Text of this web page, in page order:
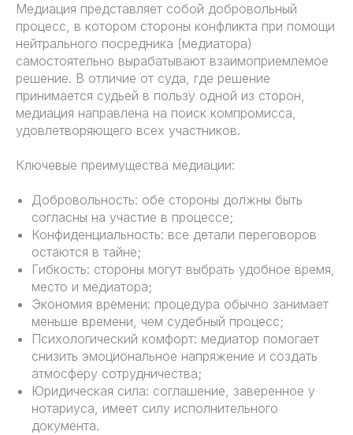
Медиация представляет собой добровольный
процесс, в котором стороны конфликта при помощи
нейтрального посредника (медиатора)
самостоятельно вырабатывают взаимоприемлемое
решение. В отличие от суда, где решение
принимается судьей в пользу одной из сторон,
медиация направлена на поиск компромисса,
удовлетворяющего всех участников.
Ключевые преимущества медиации:
Добровольность: обе стороны должны быть
согласны на участие в процессе;
Конфиденциальность: все детали переговоров
остаются в тайне;
Гибкость: стороны могут выбрать удобное время,
место и медиатора;
Экономия времени: процедура обычно занимает
меньше времени, чем судебный процесс;
Психологический комфорт: медиатор помогает
снизить эмоциональное напряжение и создать
атмосферу сотрудничества;
Юридическая сила: соглашение, заверенное у
нотариуса, имеет силу исполнительного
документа.